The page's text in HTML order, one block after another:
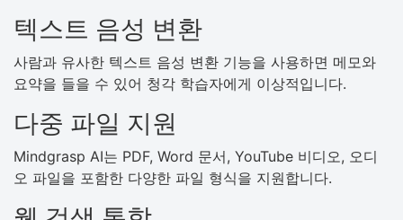
텍스트 음성 변환
사람과 유사한 텍스트 음성 변환 기능을 사용하면 메모와
요약을 들을 수 있어 청각 학습자에게 이상적입니다.
다중 파일 지원
Mindgrasp AI는 PDF, Word 문서, YouTube 비디오, 오디
오 파일을 포함한 다양한 파일 형식을 지원합니다.